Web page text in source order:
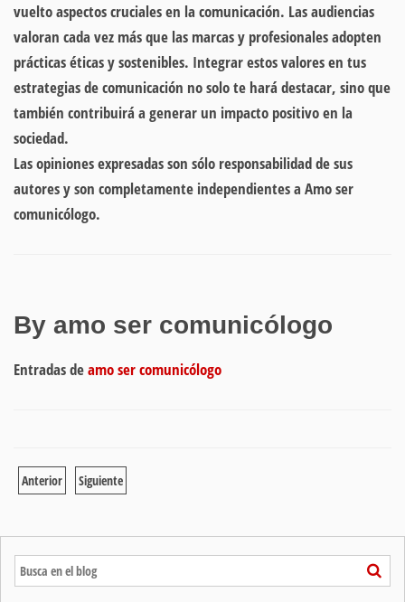
vuelto aspectos cruciales en la comunicación. Las audiencias
valoran cada vez más que las marcas y profesionales adopten
prácticas éticas y sostenibles. Integrar estos valores en tus
estrategias de comunicación no solo te hará destacar, sino que
también contribuirá a generar un impacto positivo en la
sociedad.
Las opiniones expresadas son sólo responsabilidad de sus
autores y son completamente independientes a Amo ser
comunicólogo.
By amo ser comunicólogo
Entradas deamo ser comunicólogo
Anterior Siguiente